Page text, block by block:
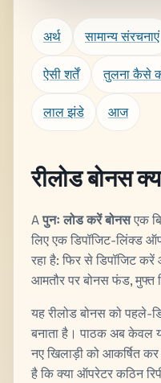
अर्थ सामान्य संरचनाएं
ऐसी शर्तें तुलना कैसे
लाल झंडे आज
रीलोड बोनस
Aपुनः लोड करें बोनसएक
लिए एक डिपॉजिट-लिंक्ड
रहा है: फिर से डिपॉजिट
आमतौर पर बोनस फंड,
यह रीलोड बोनस को पहले-
बनाता है। पाठक अब केवल
नए खिलाड़ी को आकर्षित
है कि क्या ऑपरेटर कठिन